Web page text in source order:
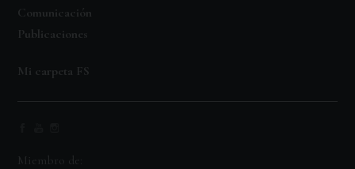
Comunicación
Publicaciones
Mi carpeta FS
Miembro de: